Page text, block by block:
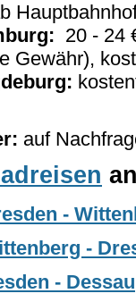
20 - 24
Gewähr),
auf
-
-
- Dessau